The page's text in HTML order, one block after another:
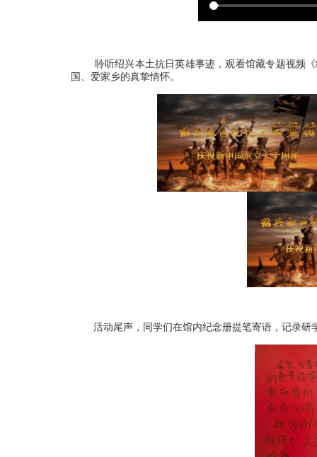
聆听绍兴本土抗日英雄事迹，观看馆藏专题视频
国、爱家乡的真挚情怀。
活动尾声，同学们在馆内纪念册提笔寄语，记录研